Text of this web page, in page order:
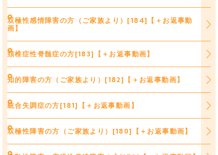
双極性感情障害の方（ご家族より）[184]【＋お返事動
画】
頚椎症性脊髄症の方[183]【＋お返事動画】
知的障害の方（ご家族より）[182]【＋お返事動画】
統合失調症の方[181]【＋お返事動画】
双極性障害の方（ご家族より）[180]【＋お返事動画】